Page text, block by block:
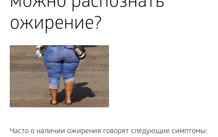
ожирение?
Часто о наличии ожирения говорят следующие симптомы: